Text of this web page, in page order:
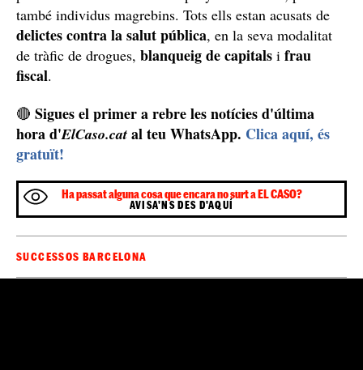
també individus magrebins. Tots ells estan acusats de
delictes contra la salut pública, en la seva modalitat
de tràfic de drogues, blanqueig de capitals i frau
fiscal.
🔴 Sigues el primer a rebre les notícies d'última
hora d'ElCaso.cat al teu WhatsApp. Clica aquí, és
gratuït!
Ha passat alguna cosa que encara no surt a EL CASO?
AVISA'NS DES D'AQUÍ
SUCCESSOS BARCELONA